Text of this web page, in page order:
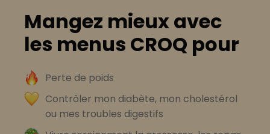
Mangez mieux avec
les menus CROQ pour
Perte de poids
Contrôler mon diabète, mon cholestérol
ou mes troubles digestifs